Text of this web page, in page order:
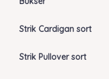
Strik Cardigan sort
Strik Pullover sort